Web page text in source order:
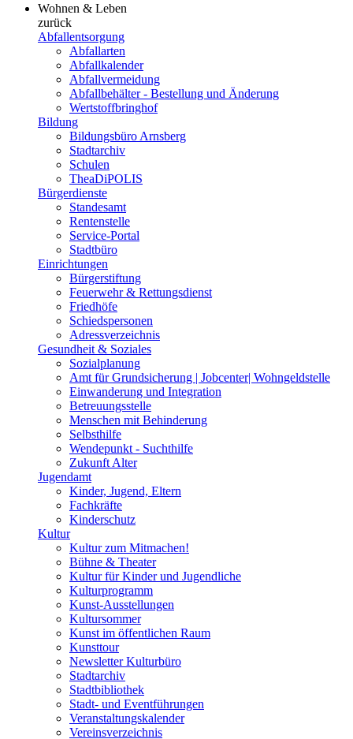
Wohnen & Leben
zurück
Abfallentsorgung
Abfallarten
Abfallkalender
Abfallvermeidung
Abfallbehälter - Bestellung und Änderung
Wertstoffbringhof
Bildung
Bildungsbüro Arnsberg
Stadtarchiv
Schulen
TheaDiPOLIS
Bürgerdienste
Standesamt
Rentenstelle
Service-Portal
Stadtbüro
Einrichtungen
Bürgerstiftung
Feuerwehr & Rettungsdienst
Friedhöfe
Schiedspersonen
Adressverzeichnis
Gesundheit & Soziales
Sozialplanung
Amt für Grundsicherung | Jobcenter| Wohngeldstelle
Einwanderung und Integration
Betreuungsstelle
Menschen mit Behinderung
Selbsthilfe
Wendepunkt - Suchthilfe
Zukunft Alter
Jugendamt
Kinder, Jugend, Eltern
Fachkräfte
Kinderschutz
Kultur
Kultur zum Mitmachen!
Bühne & Theater
Kultur für Kinder und Jugendliche
Kulturprogramm
Kunst-Ausstellungen
Kultursommer
Kunst im öffentlichen Raum
Kunsttour
Newsletter Kulturbüro
Stadtarchiv
Stadtbibliothek
Stadt- und Eventführungen
Veranstaltungskalender
Vereinsverzeichnis